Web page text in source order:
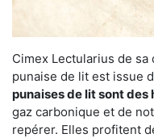
Cimex Lectularius de
punaise de lit est issue
punaises de lit sont des
gaz carbonique et de
repérer. Elles profitent